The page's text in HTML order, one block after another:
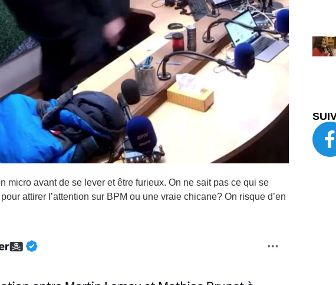
micro avant de se lever et être furieux. On ne sait pas ce qui se
attirer l’attention sur BPM ou une vraie chicane? On risque d’en